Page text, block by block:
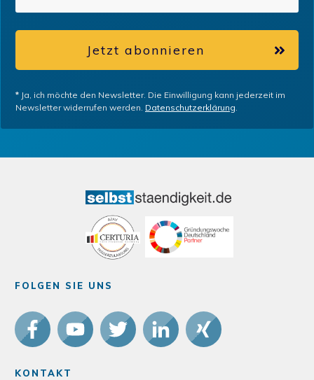
Jetzt abonnieren
* Ja, ich möchte den Newsletter. Die Einwilligung kann jederzeit im
Newsletter widerrufen werden. Datenschutzerklärung.
FOLGEN SIE UNS
KONTAKT